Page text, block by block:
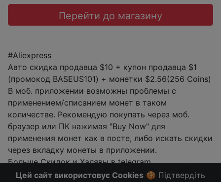
Перейти до магазину
#Aliexpress
Авто скидка продавца $10 + купон продавца $1
(промокод BASEUS101) + монетки $2.56(256 Coins)
В моб. приложении возможны проблемы с
применением/списанием монет в таком
количестве. Рекомендую покупать через моб.
браузер или ПК нажимая "Buy Now" для
применения монет как в посте, либо искать скидки
через вкладку монеты в приложении.
Больше Скидок и Халявы в telegram
t.me/%2B8jHVizJO6XY3M2Qy
Цей сайт використовує Cookies 🍪 Підтвердіть